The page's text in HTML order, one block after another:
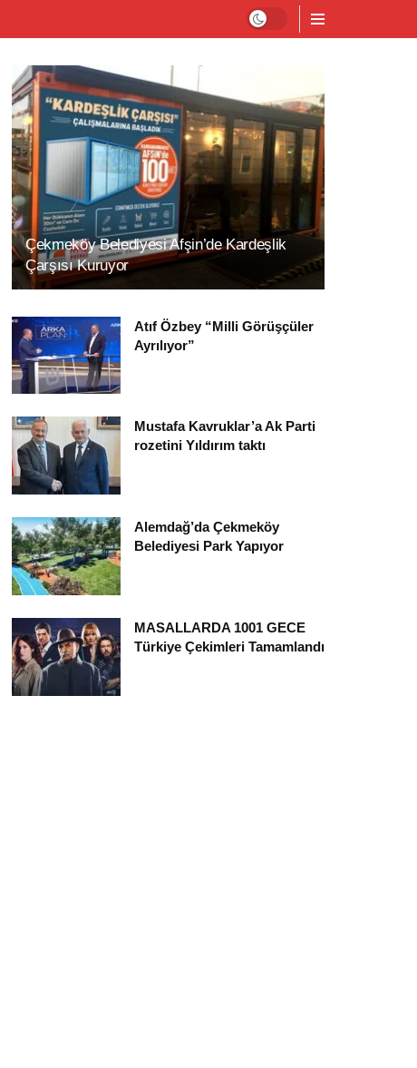
Çekmeköy Belediyesi Afşin’de Kardeşlik
Çarşısı Kuruyor
Atıf Özbey “Milli Görüşçüler
Ayrılıyor”
Mustafa Kavruklar’a Ak Parti
rozetini Yıldırım taktı
Alemdağ’da Çekmeköy
Belediyesi Park Yapıyor
MASALLARDA 1001 GECE
Türkiye Çekimleri Tamamlandı